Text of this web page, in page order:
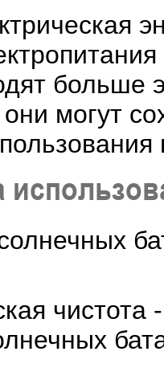
больше
могут
чистота